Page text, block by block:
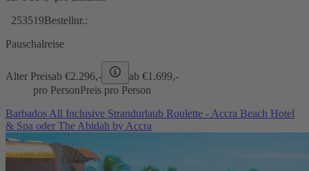
253519Bestellnr.:
Pauschalreise
Alter Preisab €2.296,- ab €1.699,-
pro PersonPreis pro Person
Barbados All Inclusive Strandurlaub Roulette - Accra Beach Hotel
& Spa oder The Abidah by Accra